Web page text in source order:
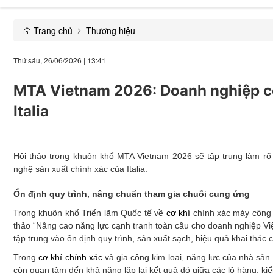
Đời sống
Emagazine
Trang chủ Thương hiệu
Thứ sáu, 26/06/2026 | 13:41
MTA Vietnam 2026: Doanh nghiệp
Italia
Hội thảo trong khuôn khổ MTA Vietnam 2026 sẽ tập trung làm
nghệ sản xuất chính xác của Italia.
Ổn định quy trình, nâng chuẩn tham gia chuỗi cung ứng
Trong khuôn khổ Triển lãm Quốc tế về cơ khí chính xác máy
thảo “Nâng cao năng lực cạnh tranh toàn cầu cho doanh nghiệp
tập trung vào ổn định quy trình, sản xuất sạch, hiệu quả khai
Trongcơ khí chính xácvà gia công kim loại, năng lực của nhà
còn quan tâm đến khả năng lặp lại kết quả đó giữa các lô hàng,